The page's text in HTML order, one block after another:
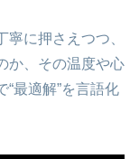
に押さえつつ、
か、その温度や心
最適解”を言語化